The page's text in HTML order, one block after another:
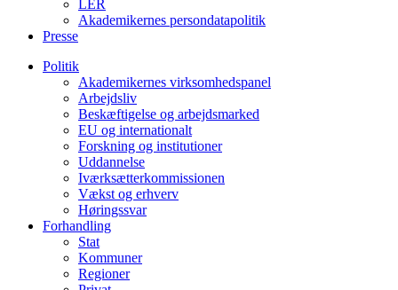
LER
Akademikernes persondatapolitik
Presse
Politik
Akademikernes virksomhedspanel
Arbejdsliv
Beskæftigelse og arbejdsmarked
EU og internationalt
Forskning og institutioner
Uddannelse
Iværksætterkommissionen
Vækst og erhverv
Høringssvar
Forhandling
Stat
Kommuner
Regioner